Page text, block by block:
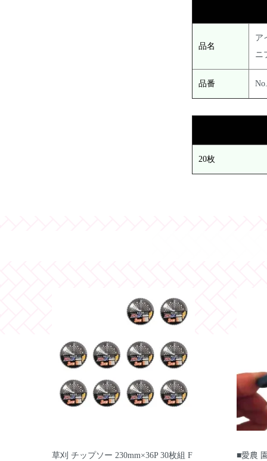
品名
ア
ニ
品番
20枚
草刈 チップソー 230mm×36P 30枚組 F
■愛農